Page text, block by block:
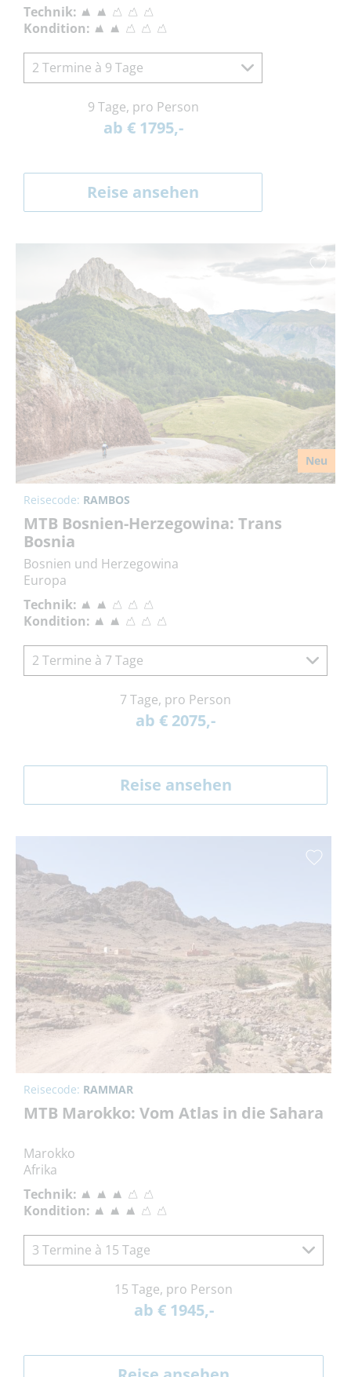
Technik:
Kondition:
2 Termine à 9 Tage
9 Tage, pro Person
ab € 1795,-
Reise ansehen
Neu
Reisecode: RAMBOS
MTB Bosnien-Herzegowina: Trans
Bosnia
Bosnien und Herzegowina
Europa
Technik:
Kondition:
2 Termine à 7 Tage
7 Tage, pro Person
ab € 2075,-
Reise ansehen
Reisecode: RAMMAR
MTB Marokko: Vom Atlas in die Sahara
Marokko
Afrika
Technik:
Kondition:
3 Termine à 15 Tage
15 Tage, pro Person
ab € 1945,-